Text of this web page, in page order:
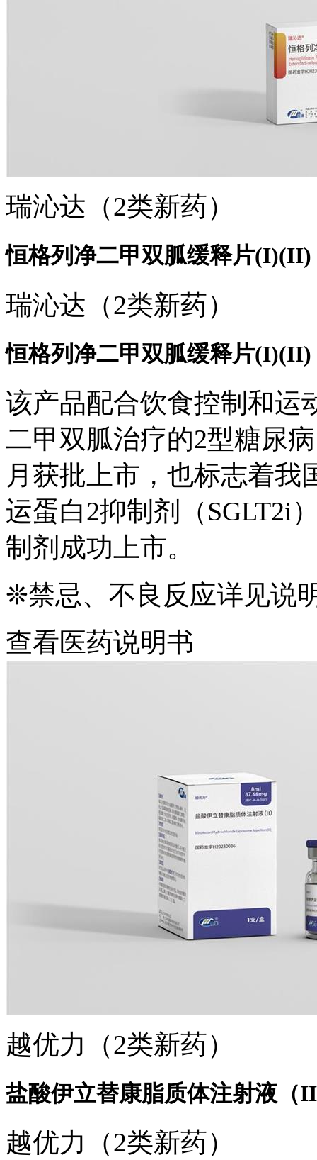
瑞沁达（2类新药）
恒格列净二甲双胍缓释片(I)(II)
瑞沁达（2类新药）
恒格列净二甲双胍缓释片(I)(II)
该产品配合饮食控制和运
二甲双胍治疗的2型糖尿
月获批上市，也标志着我
运蛋白2抑制剂（SGLT2i
制剂成功上市。
❊禁忌、不良反应详见说
查看医药说明书
越优力（2类新药）
盐酸伊立替康脂质体注射液（
越优力（2类新药）